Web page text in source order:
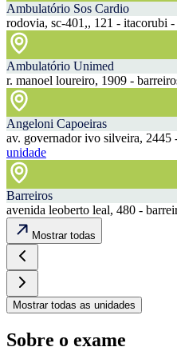
Ambulatório Sos Cardio
rodovia, sc-401,, 121 - itacorubi -
Ambulatório Unimed
r. manoel loureiro, 1909 -
Angeloni Capoeiras
av. governador ivo silveira, 2445
unidade
Barreiros
avenida leoberto leal, 480 -
Mostrar todas
Mostrar todas as unidades
Sobre o exame